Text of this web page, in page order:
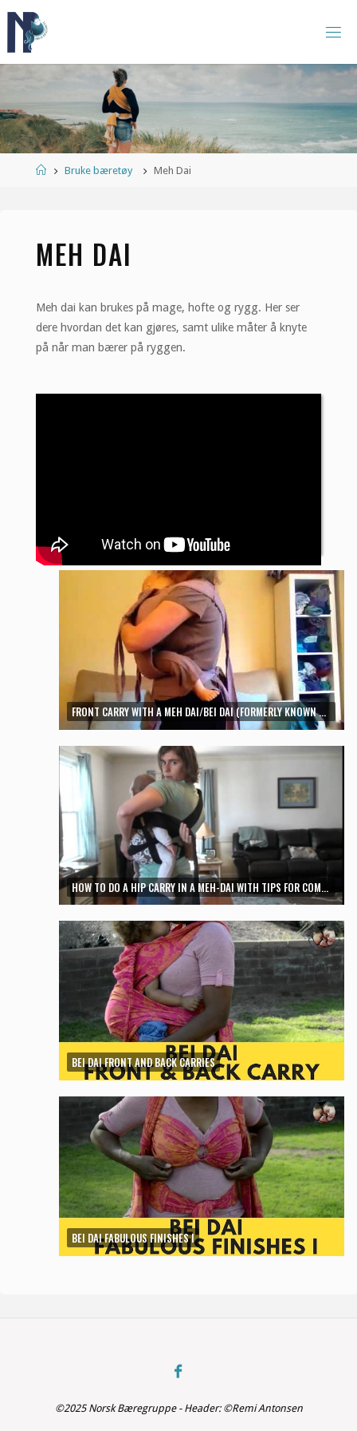
content
ORS
ÆR
EGR
UP
PE
HomeBruke bæretøy Meh Dai
MEH DAI
Meh dai kan brukes på mage, hofte og rygg. Her ser
dere hvordan det kan gjøres, samt ulike måter å knyte
på når man bærer på ryggen.
FRONT CARRY WITH A MEH DAI/BEI DAI (FORMERLY KNOWN AS MEI TAI)
HOW TO DO A HIP CARRY IN A MEH-DAI WITH TIPS FOR COMFORTABLE STRAP PLACEMENT
BEI DAI FRONT AND BACK CARRIES
BEI DAI FABULOUS FINISHES I
©2025 Norsk Bæregruppe - Header: ©Remi Antonsen